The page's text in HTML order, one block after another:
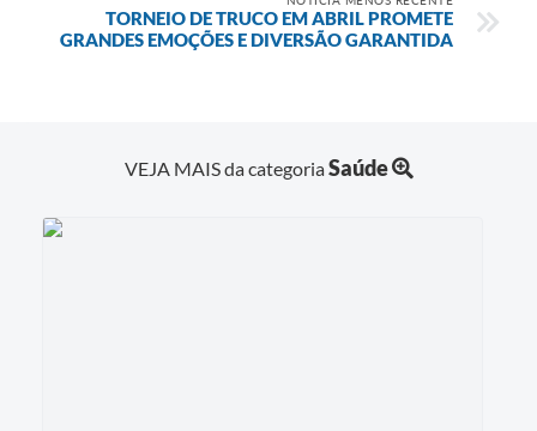
TORNEIO DE TRUCO EM ABRIL PROMETE
GRANDES EMOÇÕES E DIVERSÃO GARANTIDA
VEJA MAIS da categoriaSaúde